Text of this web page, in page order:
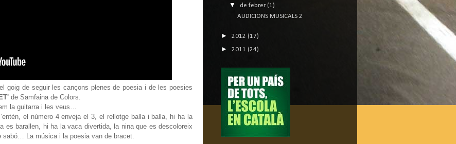
goig de seguir les cançons plenes de poesia i de les poesies
de Samfaina de Colors.
la guitarra i les veus…
el número 4 enveja el 3, el rellotge balla i balla, hi ha la
es barallen, hi ha la vaca divertida, la nina que es descoloreix
sabó… La música i la poesia van de bracet.
▼ de febrer(1)
AUDICIONS MUSICALS 2
► 2012 (17)
► 2011 (24)